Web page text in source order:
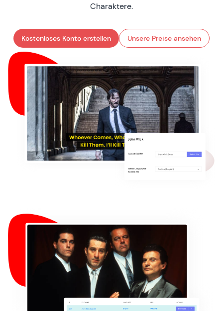
Charaktere.
Kostenloses Konto erstellen Unsere Preise ansehen